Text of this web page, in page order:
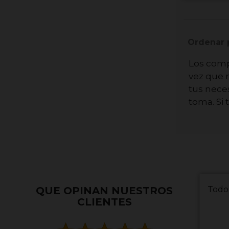
Los
vez que
tus
toma. Si
QUE OPINAN NUESTROS
CLIENTES